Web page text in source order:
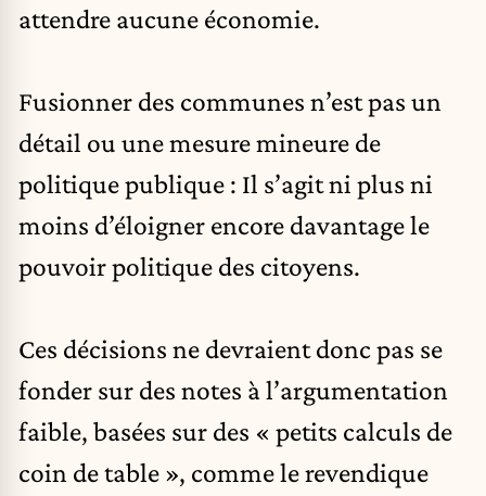
attendre aucune économie.
Fusionner des communes n’est pas un
détail ou une mesure mineure de
politique publique : Il s’agit ni plus ni
moins d’éloigner encore davantage le
pouvoir politique des citoyens.
Ces décisions ne devraient donc pas se
fonder sur des notes à l’argumentation
faible, basées sur des « petits calculs de
coin de table », comme le revendique